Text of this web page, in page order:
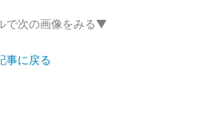
で次の画像をみる▼
事に戻る